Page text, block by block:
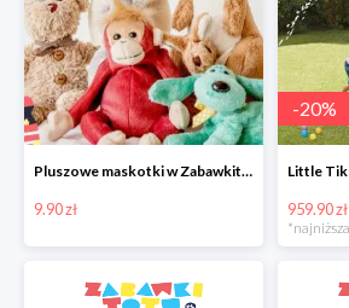
Pluszowe maskotki w Zabawkitotu.pl od 9,90 zł
9.90 zł
-20%
959.90 zł